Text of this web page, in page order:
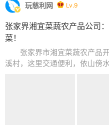
玩慈利网 Lv.9
张家界湘宜菜蔬农产品公司
菜！
张家界市湘宜菜蔬农产品开
溪村，这里交通便利，依山傍